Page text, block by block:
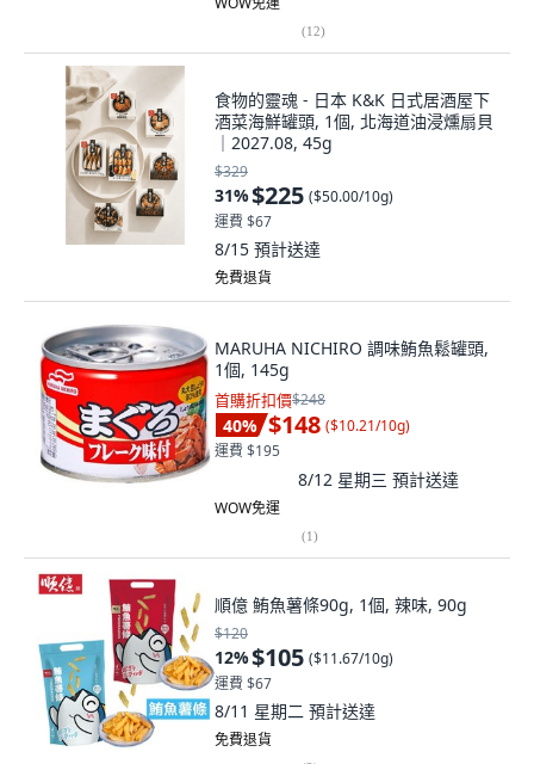
(12)
食物的靈魂 - 日本 K&K 日式居酒屋下
酒菜海鮮罐頭, 1個, 北海道油浸燻扇貝
｜2027.08, 45g
$329
31%$225 ($50.00/10g)
運費 $67
8/15 預計送達
免費退貨
MARUHA NICHIRO 調味鮪魚鬆罐頭,
1個, 145g
首購折扣價$248
40% $148 ($10.21/10g)
運費 $195
8/12 星期三 預計送達
WOW免運
(1)
順億 鮪魚薯條90g, 1個, 辣味, 90g
$120
12%$105 ($11.67/10g)
運費 $67
8/11 星期二 預計送達
免費退貨